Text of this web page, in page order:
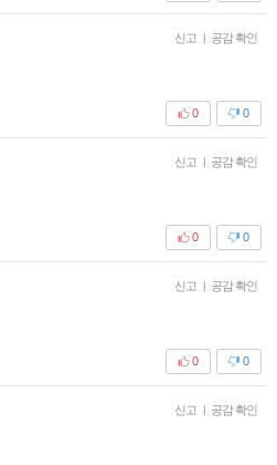
신고 | 공감 확인
0
0
신고 | 공감 확인
0
0
신고 | 공감 확인
0
0
신고 | 공감 확인